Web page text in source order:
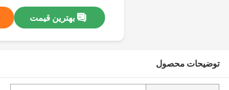
بهترین قیمت
توضیحات محصول